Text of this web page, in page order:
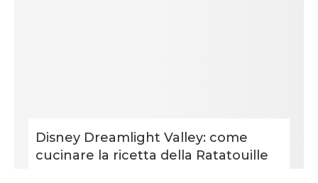
Disney Dreamlight Valley: come
cucinare la ricetta della Ratatouille